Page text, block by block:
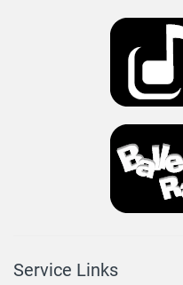
Service Links